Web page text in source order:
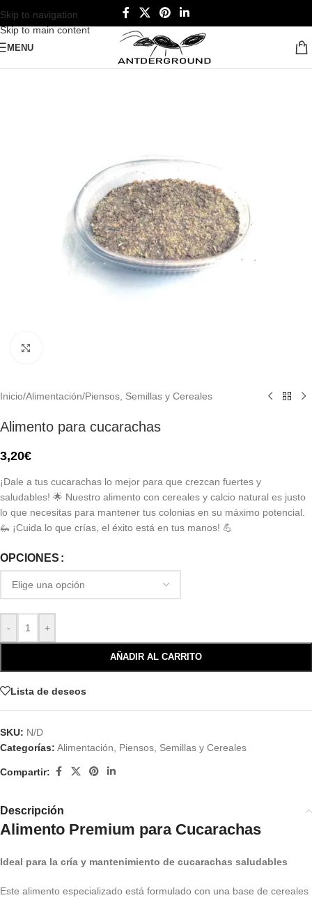
Skip to navigation
Skip to main content
MENU
Inicio/Alimentación/Piensos, Semillas y Cereales
Alimento para cucarachas
3,20€
¡Dale a tus cucarachas lo mejor para que crezcan fuertes y
saludables! 🌟 Nuestro alimento con cereales y calcio natural es justo
lo que necesitas para mantener tus colonias en su máximo potencial.
🦗 ¡Cuida lo que crías, el éxito está en tus manos! 💪
OPCIONES
- +
AÑADIR AL CARRITO
Lista de deseos
SKU: N/D
Categorías: Alimentación Piensos, Semillas y Cereales
Compartir:
Descripción
Alimento Premium para Cucarachas
Ideal para la cría y mantenimiento de cucarachas saludables
Este alimento especializado está formulado con una base de cereales